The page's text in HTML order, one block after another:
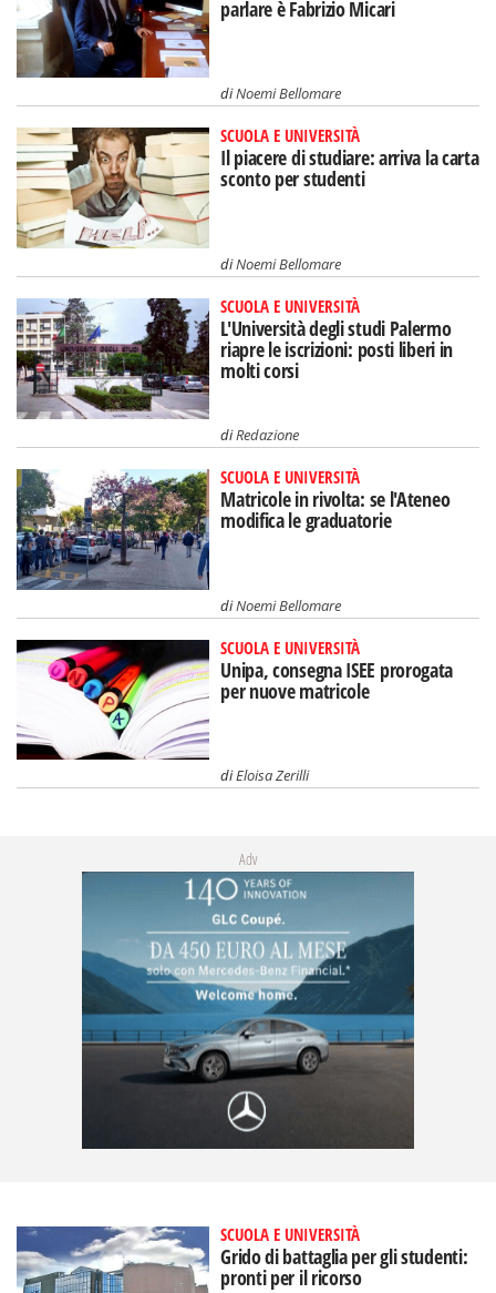
parlare è Fabrizio Micari
diNoemi Bellomare
SCUOLA E UNIVERSITÀ
Il piacere di studiare: arriva la carta
sconto per studenti
diNoemi Bellomare
SCUOLA E UNIVERSITÀ
L'Università degli studi Palermo
riapre le iscrizioni: posti liberi in
molti corsi
diRedazione
SCUOLA E UNIVERSITÀ
Matricole in rivolta: se l'Ateneo
modifica le graduatorie
diNoemi Bellomare
SCUOLA E UNIVERSITÀ
Unipa, consegna ISEE prorogata
per nuove matricole
diEloisa Zerilli
Adv
SCUOLA E UNIVERSITÀ
Grido di battaglia per gli studenti:
pronti per il ricorso